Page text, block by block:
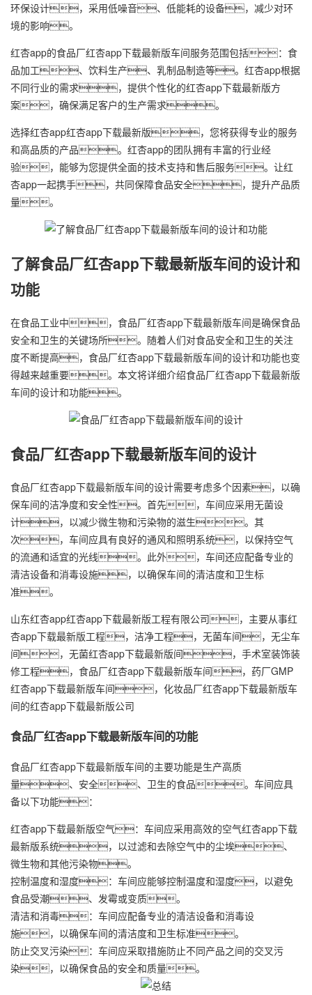
环保设计，采用低噪音、低能耗的设备，减少对环
境的影响。
红杏app的食品厂红杏app下载最新版车间服务范围包括：食
品加工、饮料生产、乳制品制造等。红杏app根据
不同行业的需求，提供个性化的红杏app下载最新版方
案，确保满足客户的生产需求。
选择红杏app红杏app下载最新版，您将获得专业的服务
和高品质的产品。红杏app的团队拥有丰富的行业经
验，能够为您提供全面的技术支持和售后服务。让红
杏app一起携手，共同保障食品安全，提升产品质
量。
了解食品厂红杏app下载最新版车间的设计和
功能
在食品工业中，食品厂红杏app下载最新版车间是确保食品
安全和卫生的关键场所。随着人们对食品安全和卫生的关注
度不断提高，食品厂红杏app下载最新版车间的设计和功能也变
得越来越重要。本文将详细介绍食品厂红杏app下载最新版
车间的设计和功能。
食品厂红杏app下载最新版车间的设计
食品厂红杏app下载最新版车间的设计需要考虑多个因素，以确
保车间的洁净度和安全性。首先，车间应采用无菌设
计，以减少微生物和污染物的滋生。其
次，车间应具有良好的通风和照明系统，以保持空气
的流通和适宜的光线。此外，车间还应配备专业的
清洁设备和消毒设施，以确保车间的清洁度和卫生标
准。
山东红杏app红杏app下载最新版工程有限公司，主要从事红
杏app下载最新版工程，洁净工程，无菌车间，无尘车
间，无菌红杏app下载最新版间，手术室装饰装
修工程，食品厂红杏app下载最新版车间，药厂GMP
红杏app下载最新版车间，化妆品厂红杏app下载最新版车
间的红杏app下载最新版公司
食品厂红杏app下载最新版车间的功能
食品厂红杏app下载最新版车间的主要功能是生产高质
量、安全、卫生的食品。车间应具
备以下功能：
红杏app下载最新版空气：车间应采用高效的空气红杏app下载
最新版系统，以过滤和去除空气中的尘埃、
微生物和其他污染物。
控制温度和湿度：车间应能够控制温度和湿度，以避免
食品受潮、发霉或变质。
清洁和消毒：车间应配备专业的清洁设备和消毒设
施，以确保车间的清洁度和卫生标准。
防止交叉污染：车间应采取措施防止不同产品之间的交叉污
染，以确保食品的安全和质量。